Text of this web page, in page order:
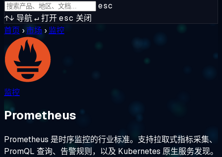
esc
↑↓ 导航↵打开esc 关闭
首页 ›市场 › 监控
监控
Prometheus
Prometheus 是时序监控的行业标准。支持拉取式指标采集、
PromQL 查询、告警规则，以及 Kubernetes 原生服务发现。